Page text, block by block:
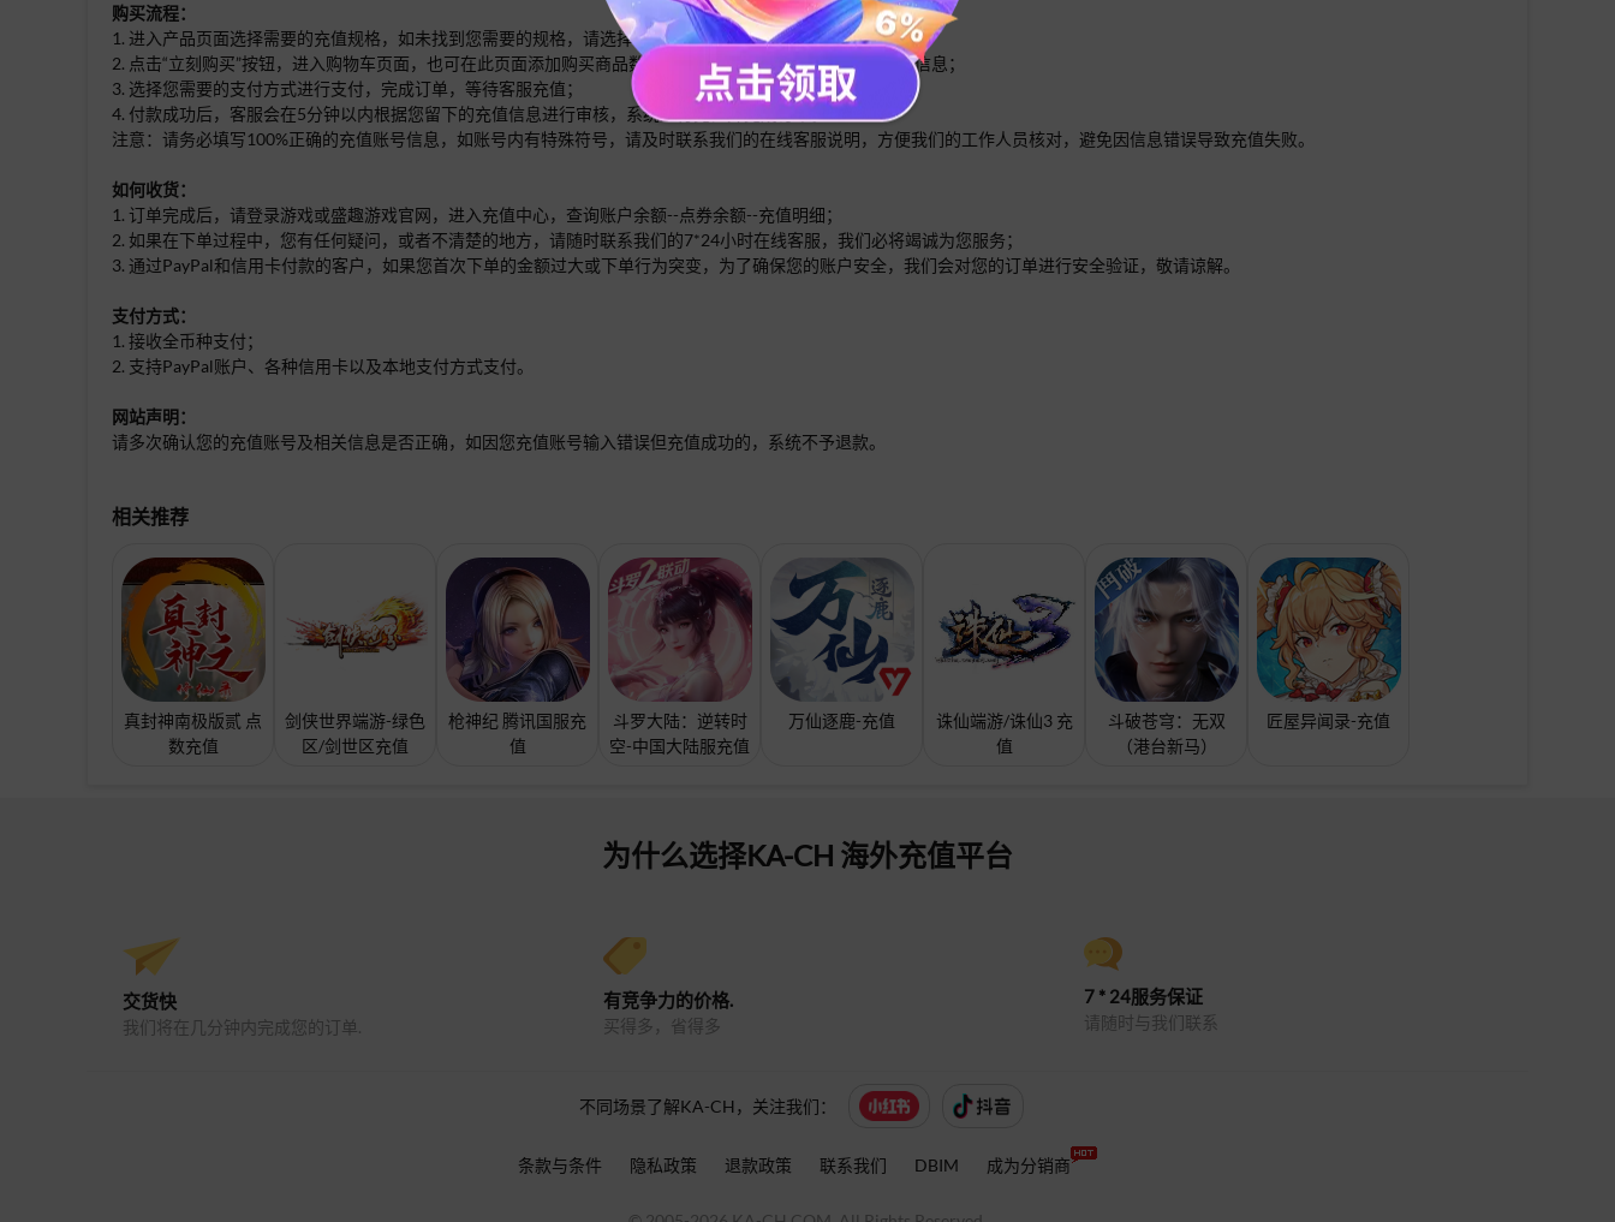
购买流程：
1. 进入产品页面选择需要的充值规格，如未找到您需要的规格，请选择合适的规格分别多次或多数量下单即可；
2. 点击“立刻购买”按钮，进入购物车页面，也可在此页面添加购买商品数量，根据提示输入您需要充值的账号信息；
3. 选择您需要的支付方式进行支付，完成订单，等待客服充值；
4. 付款成功后，客服会在5分钟以内根据您留下的充值信息进行审核，系统进行充值并完成订单。
注意：请务必填写100%正确的充值账号信息，如账号内有特殊符号，请及时联系我们的在线客服说明，方便我们的工作人员核对，避免因信息错误导致充值失败。
如何收货：
1. 订单完成后，请登录游戏或盛趣游戏官网，进入充值中心，查询账户余额--点券余额--充值明细；
2. 如果在下单过程中，您有任何疑问，或者不清楚的地方，请随时联系我们的7*24小时在线客服，我们必将竭诚为您服务；
3. 通过PayPal和信用卡付款的客户，如果您首次下单的金额过大或下单行为突变，为了确保您的账户安全，我们会对您的订单进行安全验证，敬请谅解。
支付方式：
1. 接收全币种支付；
2. 支持PayPal账户、各种信用卡以及本地支付方式支付。
网站声明：
请多次确认您的充值账号及相关信息是否正确，如因您充值账号输入错误但充值成功的，系统不予退款。
相关推荐
真封神南极版贰 点
数充值
剑侠世界端游-绿色
区/剑世区充值
枪神纪 腾讯国服充
值
斗罗大陆：逆转时
空-中国大陆服充值
万仙逐鹿-充值
诛仙端游/诛仙3 充
值
斗破苍穹：无双
（港台新马）
匠屋异闻录-充值
为什么选择KA-CH 海外充值平台
交货快
我们将在几分钟内完成您的订单.
有竞争力的价格.
买得多，省得多
7 * 24服务保证
请随时与我们联系
不同场景了解KA-CH，关注我们：
条款与条件 隐私政策 退款政策 联系我们 DBIM 成为分销商